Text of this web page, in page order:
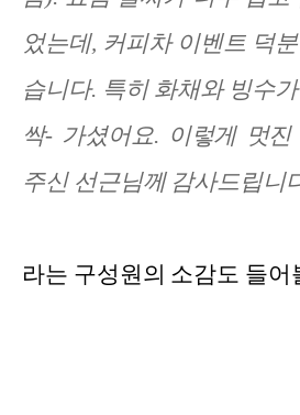
었는데, 커피차 이벤트 덕
습니다. 특히 화채와 빙수
싹- 가셨어요. 이렇게 멋
주신 선근님께 감사드립니
라는 구성원의 소감도 들어